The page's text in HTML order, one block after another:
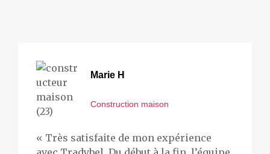
Marie H
Construction maison
« Très satisfaite de mon expérience